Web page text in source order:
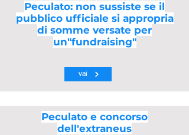
Peculato: non sussiste se il
pubblico ufficiale si appropria
di somme versate per
un"fundraising"
vai
Peculato e concorso
dell'extraneus